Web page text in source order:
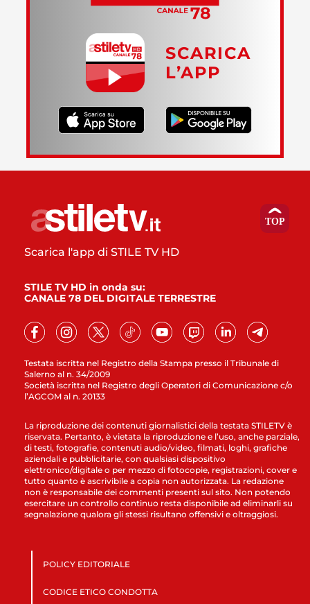
SCARICA
L’APP
Testata iscritta nel Registro della Stampa presso il Tribunale di
Salerno al n. 34/2009
Società iscritta nel Registro degli Operatori di Comunicazione c/o
l’AGCOM al n. 20133
Scarica l'app di STILE TV HD
STILE TV HD in onda su:
CANALE 78 DEL DIGITALE TERRESTRE
La riproduzione dei contenuti giornalistici della testata STILETV è
riservata. Pertanto, è vietata la riproduzione e l’uso, anche parziale,
di testi, fotografie, contenuti audio/video, filmati, loghi, grafiche
aziendali e pubblicitarie, con qualsiasi dispositivo
elettronico/digitale o per mezzo di fotocopie, registrazioni, cover e
tutto quanto è ascrivibile a copia non autorizzata. La redazione
non è responsabile dei commenti presenti sul sito. Non potendo
esercitare un controllo continuo resta disponibile ad eliminarli su
segnalazione qualora gli stessi risultano offensivi e oltraggiosi.
POLICY EDITORIALE
CODICE ETICO CONDOTTA